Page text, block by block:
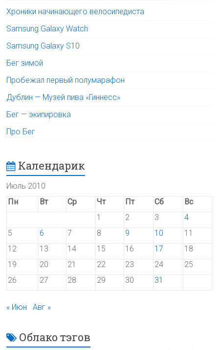
Хроники начинающего велосипедиста
Samsung Galaxy Watch
Samsung Galaxy S10
Бег зимой
Пробежал первый полумарафон
Дублин — Музей пива «Гиннесс»
Бег — экипировка
Про Бег
Календарик
Июль 2010
Пн
Вт Ср Чт Пт Сб
Вс
1
2 3
4
5
6 7 8 9 10
11
12
13 14 15 16 17
18
19
20 21 22 23 24
25
26
27 28 29 30 31
« Июн Авг »
Облако тэгов